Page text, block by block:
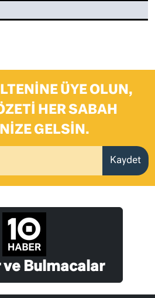
ÜYE OLUN,
HER SABAH
GELSIN.
Kaydet
ve Bulmacalar